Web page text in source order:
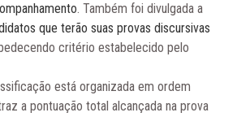
. Também foi divulgada a
que terão suas provas discursivas
critério estabelecido pelo
está organizada em ordem
a pontuação total alcançada na prova